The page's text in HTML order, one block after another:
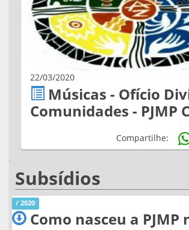
22/03/2020
Músicas - Ofício
Comunidades - PJMP
Compartilhe:
Subsídios
/ 2020
Como nasceu a PJMP